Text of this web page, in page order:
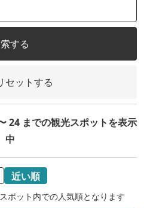
する
セットする
24 までの観光スポットを表示
中
近い順
ポット内での人気順となります